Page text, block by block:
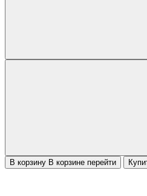
В корзину В корзине перейти